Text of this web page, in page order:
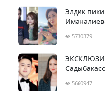
Элдик
5730379
5660947